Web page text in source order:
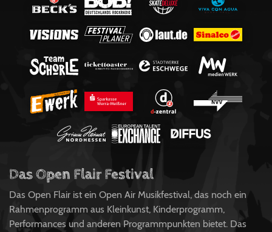
Das Open Flair Festival
Das Open Flair ist ein Open Air Musikfestival, das noch ein
Rahmenprogramm aus Kleinkunst, Kinderprogramm,
Performances und anderen Programmpunkten bietet. Das